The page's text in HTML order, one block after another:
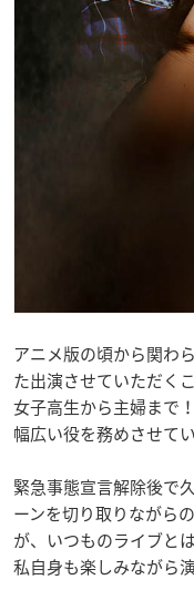
アニメ版の頃から関わ
た出演させていただく
女子高生から主婦まで！
幅広い役を務めさせて
緊急事態宣言解除後で
ーンを切り取りながら
が、いつものライブと
私自身も楽しみながら